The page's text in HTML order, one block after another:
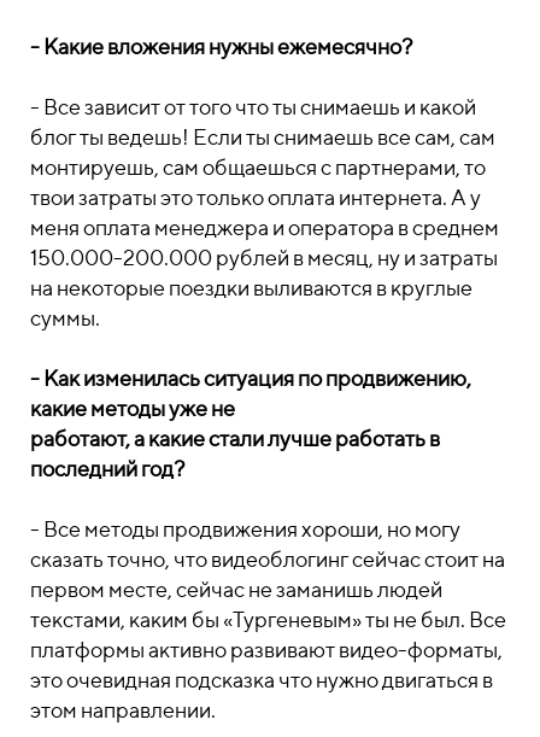
- Какие вложения нужны ежемесячно?
- Все зависит от того что ты снимаешь и какой
блог ты ведешь! Если ты снимаешь все сам, сам
монтируешь, сам общаешься с партнерами, то
твои затраты это только оплата интернета. А у
меня оплата менеджера и оператора в среднем
150.000-200.000 рублей в месяц, ну и затраты
на некоторые поездки выливаются в круглые
суммы.
- Как изменилась ситуация по продвижению,
какие методы уже не
работают, а какие стали лучше работать в
последний год?
- Все методы продвижения хороши, но могу
сказать точно, что видеоблогинг сейчас стоит на
первом месте, сейчас не заманишь людей
текстами, каким бы «Тургеневым» ты не был. Все
платформы активно развивают видео-форматы,
это очевидная подсказка что нужно двигаться в
этом направлении.